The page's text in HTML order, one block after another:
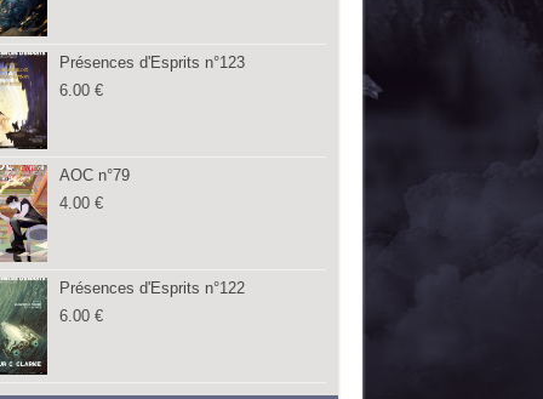
Présences d'Esprits n°123
6.00 €
AOC n°79
4.00 €
Présences d'Esprits n°122
6.00 €